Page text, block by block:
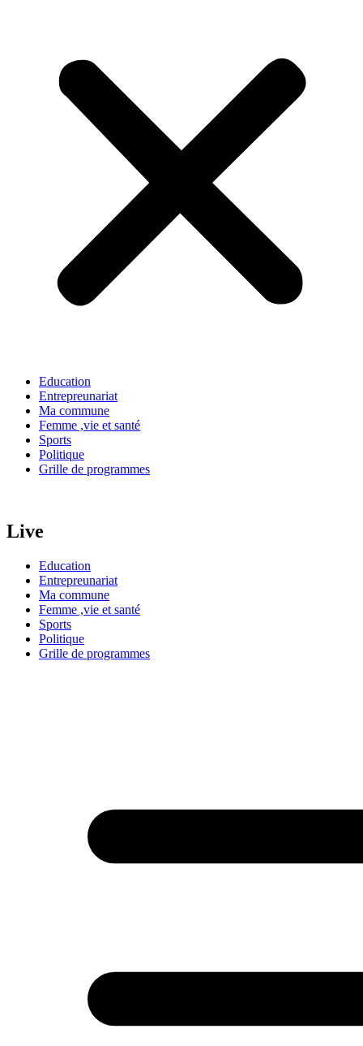
Education
Entrepreunariat
Ma commune
Femme ,vie et santé
Sports
Politique
Grille de programmes
Live
Education
Entrepreunariat
Ma commune
Femme ,vie et santé
Sports
Politique
Grille de programmes